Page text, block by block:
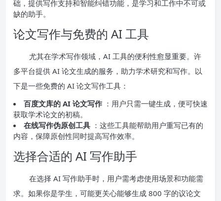
础，提供写作支持和智能纠错功能，是学习和工作中不可或
缺的助手。
论文写作与免费的 AI 工具
尤其在学术写作领域，AI 工具的便利性愈显重要。许
多平台提供 AI 论文生成的服务，助力学术研究和写作。以
下是一些免费的 AI 论文写作工具：
百度文库的 AI 论文写作 ：用户只需一键生成，便可快速
获取学术论文的初稿。
在线写作伪原创工具 ：这些工具能帮助用户重写已有的
内容，保障原创性同时提高写作效率。
选择合适的 AI 写作助手
在选择 AI 写作助手时，用户需考虑使用场景和功能需
求。如果你是学生，可能更关心能够生成 800 字的议论文